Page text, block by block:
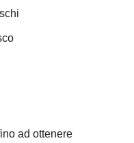
ad ottenere